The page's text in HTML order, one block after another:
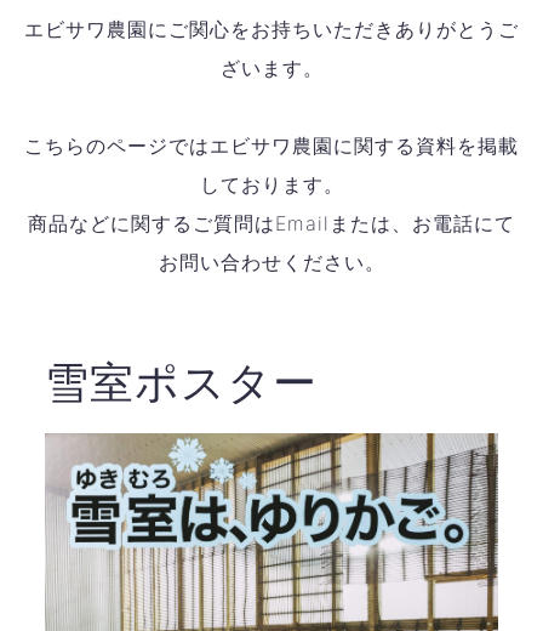
エビサワ農園にご関心をお持ちいただきありがとうご
ざいます。
こちらのページではエビサワ農園に関する資料を掲載
しております。
商品などに関するご質問はEmailまたは、お電話にて
お問い合わせください。
雪室ポスター